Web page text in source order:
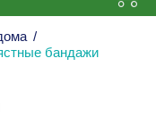
/
бандажи